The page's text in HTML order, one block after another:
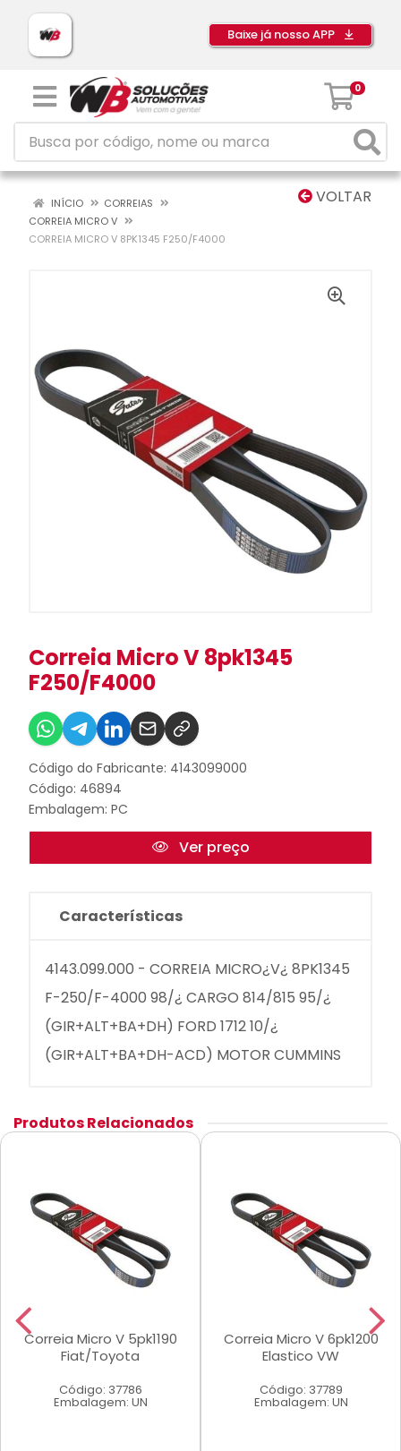
Baixe já nosso APP
0
VOLTAR
INÍCIO
CORREIAS
CORREIA MICRO V
CORREIA MICRO V 8PK1345 F250/F4000
Correia Micro V 8pk1345
F250/F4000
Código do Fabricante: 4143099000
Código: 46894
Embalagem: PC
Ver preço
Características
4143.099.000 - CORREIA MICRO¿V¿ 8PK1345
F-250/F-4000 98/¿ CARGO 814/815 95/¿
(GIR+ALT+BA+DH) FORD 1712 10/¿
(GIR+ALT+BA+DH-ACD) MOTOR CUMMINS
Produtos Relacionados
Correia Micro V 5pk1190
Fiat/Toyota
Código: 37786
Embalagem: UN
Correia Micro V 6pk1200
Elastico VW
Código: 37789
Embalagem: UN